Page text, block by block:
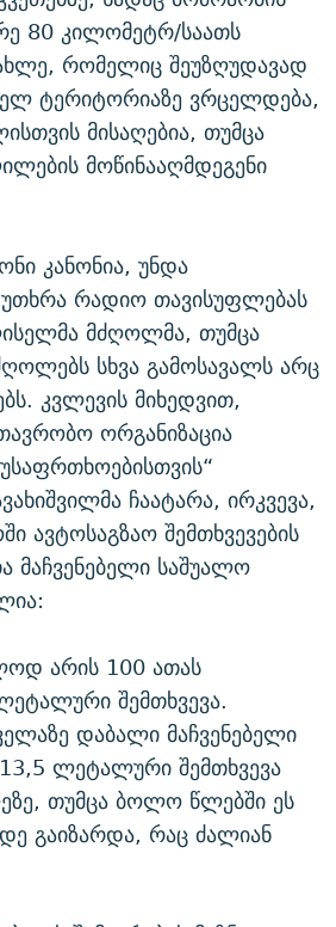
80 კილომეტრ/საათს
რომელიც შეუზღუდავად
ტერიტორიაზე ვრცელდება,
მისაღებია, თუმცა
მოწინააღმდეგენი
კანონია, უნდა
რადიო თავისუფლებას
მძღოლმა, თუმცა
სხვა გამოსავალს არც
კვლევის მიხედვით,
ორგანიზაცია
ჩაატარა, ირკვევა,
ავტოსაგზაო შემთხვევების
საშუალო
არის 100 ათას
შემთხვევა.
დაბალი მაჩვენებელი
ლეტალური შემთხვევა
თუმცა ბოლო წლებში ეს
გაიზარდა, რაც ძალიან